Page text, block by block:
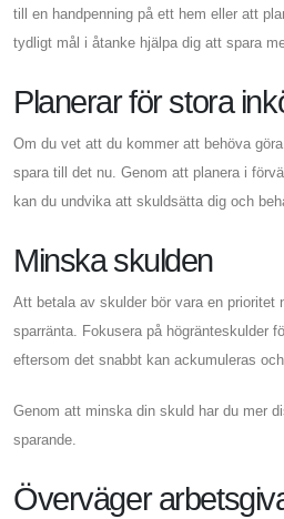
till en handpenning på ett hem eller att
tydligt mål i åtanke hjälpa dig att spara
Planerar för stora
Om du vet att du kommer att behöva
spara till det nu. Genom att planera i
kan du undvika att skuldsätta dig och
Minska skulden
Att betala av skulder bör vara en prioritet
sparränta. Fokusera på högränteskulder
eftersom det snabbt kan ackumuleras
Genom att minska din skuld har du mer
sparande.
Överväger